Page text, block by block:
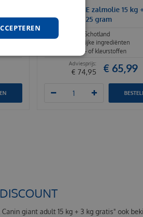
Farm Food HE zalmolie 15 kg
fresh menu 125 gram
Zalmolie uit Schotland
100% natuurlijke ingrediënten
Geen smaak- of kleurstoffen
€ 74,95 € 65,99
giant adult 15 kg + 3 kg gratis" ook